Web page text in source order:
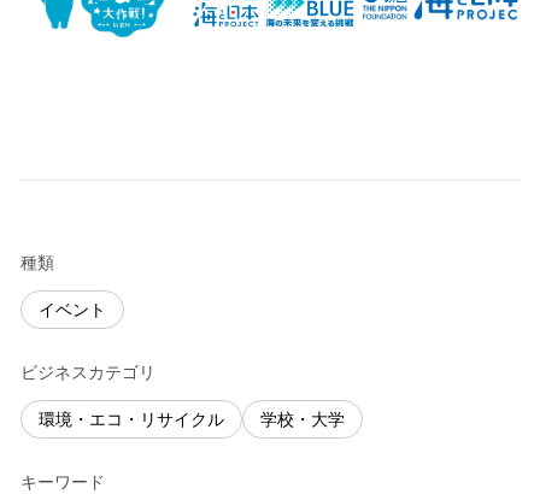
種類
イベント
ビジネスカテゴリ
環境・エコ・リサイクル 学校・大学
キーワード